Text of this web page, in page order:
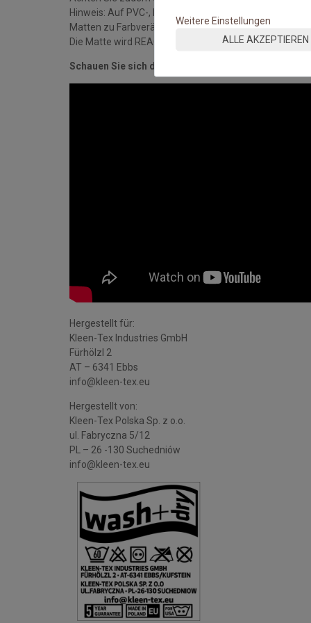
Hinweis: Auf PVC-, Linoleum-, Laminat- und
Matten zu Farbveränderungen der Oberflächen
Die Matte wird REACH-konform und nach DIN ISO
Schauen Sie sich das Video an:
Hergestellt für:
Kleen-Tex Industries GmbH
Fürhölzl 2
AT – 6341 Ebbs
info@kleen-tex.eu
Hergestellt von:
Kleen-Tex Polska Sp. z o.o.
ul. Fabryczna 5/12
PL – 26 -130 Suchedniów
info@kleen-tex.eu
Weitere Einstellungen
ALLE AKZEPTIEREN